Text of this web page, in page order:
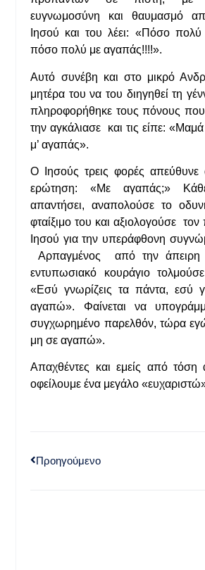
ευγνωμοσύνη και θαυμασμό
Ιησού και του λέει: «Πόσο
πόσο πολύ με αγαπάς!!!!».
Αυτό συνέβη και στο μικρό
μητέρα του να του διηγηθεί τη
πληροφορήθηκε τους πόνους
την αγκάλιασε και τις είπε:
μ’ αγαπάς».
Ο Ιησούς τρεις φορές απεύθυνε
ερώτηση: «Με αγαπάς;»
απαντήσει, αναπολούσε το
φταίξιμο του και αξιολογούσε
Ιησού για την υπεράφθονη
Αρπαγμένος από την άπειρη
εντυπωσιακό κουράγιο
«Εσύ γνωρίζεις τα πάντα, εσύ
αγαπώ». Φαίνεται να
συγχωρημένο παρελθόν, τώρα
μη σε αγαπώ».
Απαχθέντες και εμείς από τόση
οφείλουμε ένα μεγάλο
Προηγούμενο